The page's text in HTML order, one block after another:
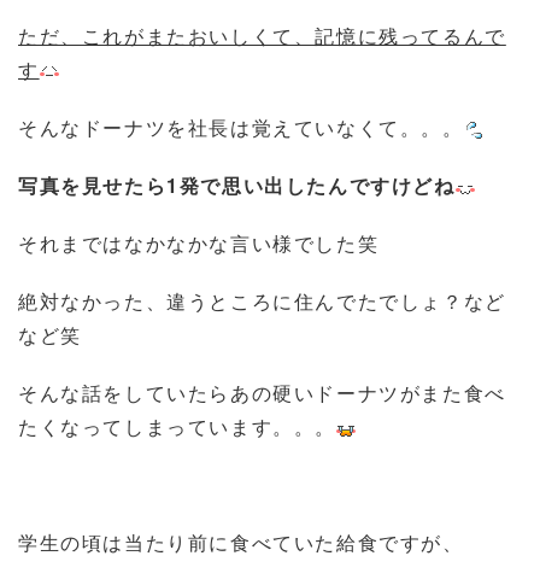
ただ、これがまたおいしくて、記憶に残ってるんで
す
そんなドーナツを社長は覚えていなくて。。。
写真を見せたら1発で思い出したんですけどね
それまではなかなかな言い様でした笑
絶対なかった、違うところに住んでたでしょ？など
など笑
そんな話をしていたらあの硬いドーナツがまた食べ
たくなってしまっています。。。
学生の頃は当たり前に食べていた給食ですが、